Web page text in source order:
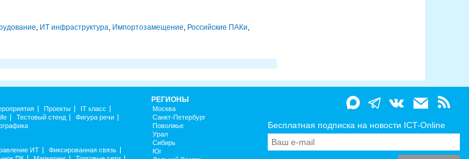
, ИТ инфраструктура, Импорто­замещение, Российские ПАКи,
Проекты
IT класс
Тестовый стенд
Фигура речи
ИТ
Фиксированная связь
РЕГИОНЫ
Москва
Санкт-Петербург
Поволжье
Урал
Сибирь
Юг
Бесплатная подписка на новости ICT-Online